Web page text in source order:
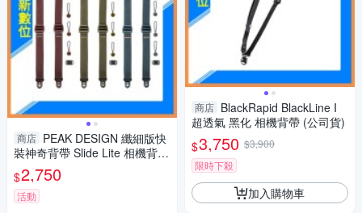
商店 PEAK DESIGN 纖細版快
裝神奇背帶 Slide Lite 相機背帶
紅/綠/藍 (公司貨)
$2,750
活動
商店 BlackRapid BlackLine I
超透氣 黑化 相機背帶 (公司貨)
$3,750 $3,900
限時下殺
加入購物車